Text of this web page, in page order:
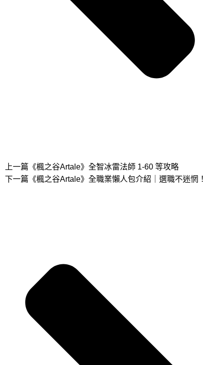
上一篇 《楓之谷Artale》全智冰雷法師 1-60 等攻略
下一篇 《楓之谷Artale》全職業懶人包介紹｜選職不迷惘！